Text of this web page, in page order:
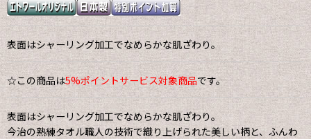
表面はシャーリング加工でなめらかな肌ざわり。
☆この商品は5%ポイントサービス対象商品です。
表面はシャーリング加工でなめらかな肌ざわり。
今治の熟練タオル職人の技術で織り上げられた美しい柄と、ふんわ